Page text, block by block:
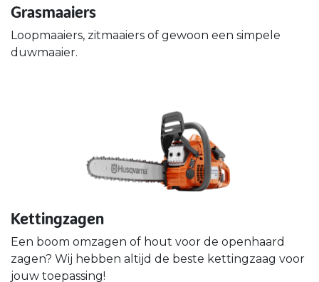
Grasmaaiers
Loopmaaiers, zitmaaiers of gewoon een simpele
duwmaaier.
Kettingzagen
Een boom omzagen of hout voor de openhaard
zagen? Wij hebben altijd de beste kettingzaag voor
jouw toepassing!